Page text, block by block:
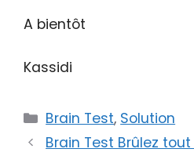
A bientôt
Kassidi
Catégories
Brain Test, Solution
Brain Test Brûlez